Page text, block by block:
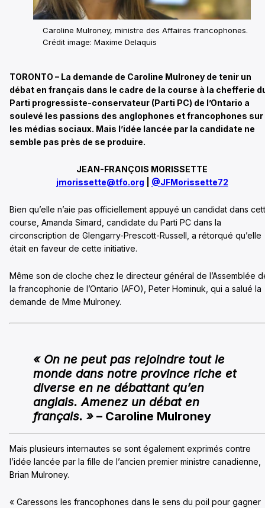
Caroline Mulroney, ministre des Affaires francophones.
Crédit image: Maxime Delaquis
TORONTO – La demande de Caroline Mulroney de tenir un
débat en français dans le cadre de la course à la chefferie
Parti progressiste-conservateur (Parti PC) de l’Ontario a
soulevé les passions des anglophones et francophones sur
les médias sociaux. Mais l’idée lancée par la candidate ne
semble pas près de se produire.
JEAN-FRANÇOIS MORISSETTE
jmorissette@tfo.org
@JFMorissette72
Bien qu’elle n’aie pas officiellement appuyé un candidat dans
course, Amanda Simard, candidate du Parti PC dans la
circonscription de Glengarry-Prescott-Russell, a rétorqué qu’elle
était en faveur de cette initiative.
Même son de cloche chez le directeur général de l’Assemblée
la francophonie de l’Ontario (AFO), Peter Hominuk, qui a salué la
demande de Mme Mulroney.
« On ne peut pas rejoindre tout le
monde dans notre province riche et
diverse en ne débattant qu’en
anglais. Amenez un débat en
français. » – Caroline Mulroney
Mais plusieurs internautes se sont également exprimés contre
l’idée lancée par la fille de l’ancien premier ministre canadienne,
Brian Mulroney.
« Caressons les francophones dans le sens du poil pour gagner